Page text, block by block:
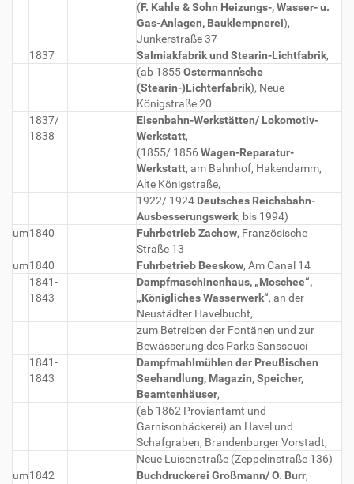
(F. Kahle & Sohn Heizungs-, Wasser- u.
Gas-Anlagen, Bauklempnerei),
Junkerstraße 37
1837
Salmiakfabrik und Stearin-Lichtfabrik,
(ab 1855Ostermann’sche
(Stearin-)Lichterfabrik), Neue
Königstraße 20
1837/
1838
Eisenbahn-Werkstätten/ Lokomotiv-
Werkstatt,
(1855/ 1856 Wagen-Reparatur-
Werkstatt, am Bahnhof, Hakendamm,
Alte Königstraße,
1922/ 1924 Deutsches Reichsbahn-
Ausbesserungswerk, bis 1994)
um1840 Fuhrbetrieb Zachow, Französische
Straße 13
um1840 Fuhrbetrieb Beeskow, Am Canal 14
1841-
1843
Dampfmaschinenhaus, „Moschee“,
„Königliches Wasserwerk“, an der
Neustädter Havelbucht,
zum Betreiben der Fontänen und zur
Bewässerung des Parks Sanssouci
1841-
1843
Dampfmahlmühlen der Preußischen
Seehandlung, Magazin, Speicher,
Beamtenhäuser,
(ab 1862 Proviantamt und
Garnisonbäckerei) an Havel und
Schafgraben, Brandenburger Vorstadt,
Neue Luisenstraße (Zeppelinstraße 136)
um1842 Buchdruckerei Großmann/ O. Burr,